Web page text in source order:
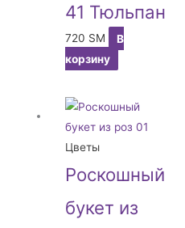
41 Тюльпан
720 ЅМ
В
корзину
Цветы
Роскошный
букет из